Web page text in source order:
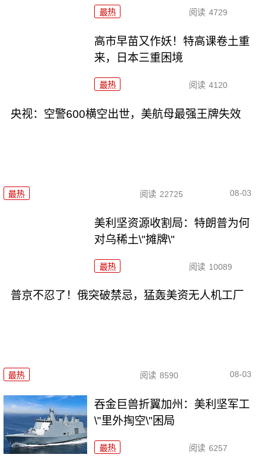
最热 阅读 4729
高市早苗又作妖！特高课卷土重
来，日本三重困境
最热 阅读 4120
央视：空警600横空出世，美航母最强王牌失效
最热 阅读 22725 08-03
美利坚资源收割局：特朗普为何
对乌稀土\"摊牌\"
最热 阅读 10089
普京不忍了！俄突破禁忌，猛轰美资无人机工厂
最热 阅读 8590 08-03
吞金巨兽折翼加州：美利坚军工
\"里外掏空\"困局
最热 阅读 6257